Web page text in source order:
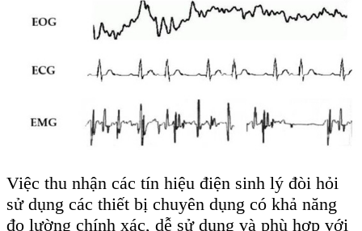
nhận tín hiệu ECG có thể thực hiện thông qua
các thiết bị điện tim cầm tay hoặc hệ thống đo
không dây có độ chính xác cao, giúp theo dõi
dụng lâm sàng.